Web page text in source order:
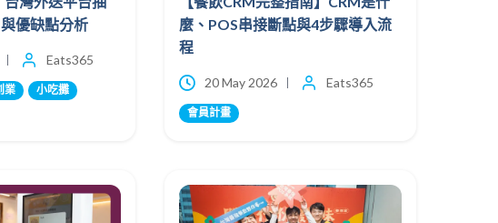
優缺點分析
Eats365
業 小吃攤
麼、POS串接斷點與4步驟導入流
程
20 May 2026 Eats365
會員計畫